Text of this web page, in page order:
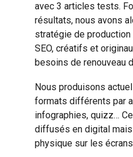
avec 3 articles tests.
résultats, nous avons
stratégie de
SEO, créatifs et
besoins de renouveau
Nous produisons
formats différents par
infographies, quizz…
diffusés en digital
physique sur les